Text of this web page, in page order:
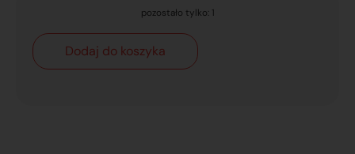
pozostało tylko: 1
Dodaj do koszyka